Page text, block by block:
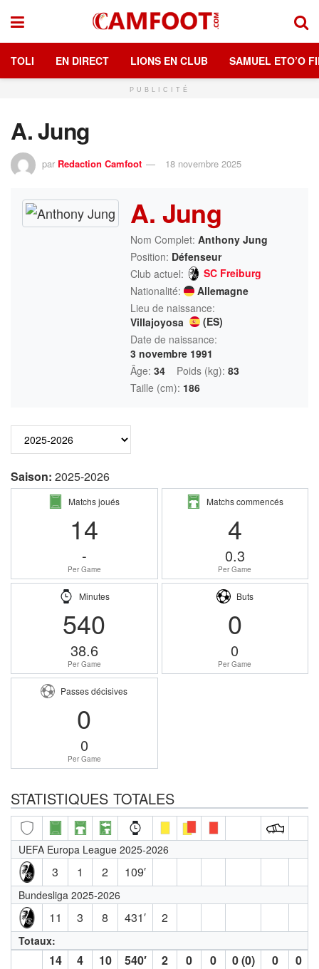
TOLI EN DIRECT LIONS EN CLUB SAMUEL ETO’O
PUBLICITÉ
A. Jung
par Redaction Camfoot 18 novembre 2025
A. Jung
Nom Complet: Anthony Jung
Position: Défenseur
Club actuel:
SC Freiburg
Nationalité:
Allemagne
Lieu de naissance:
Villajoyosa
(ES)
Date de naissance:
3 novembre 1991
Âge: 34 Poids (kg): 83
Taille (cm): 186
Saison: 2025-2026
Matchs joués
14
-
Per Game
Matchs commencés
4
0.3
Per Game
Minutes
540
38.6
Per Game
Buts
0
0
Per Game
Passes décisives
0
0
Per Game
STATISTIQUES TOTALES
UEFA Europa League 2025-2026
3 1 2 109′
Bundesliga 2025-2026
11 3 8 431′ 2
Totaux:
14 4 10 540′ 2 0 0 0 (0) 0 0